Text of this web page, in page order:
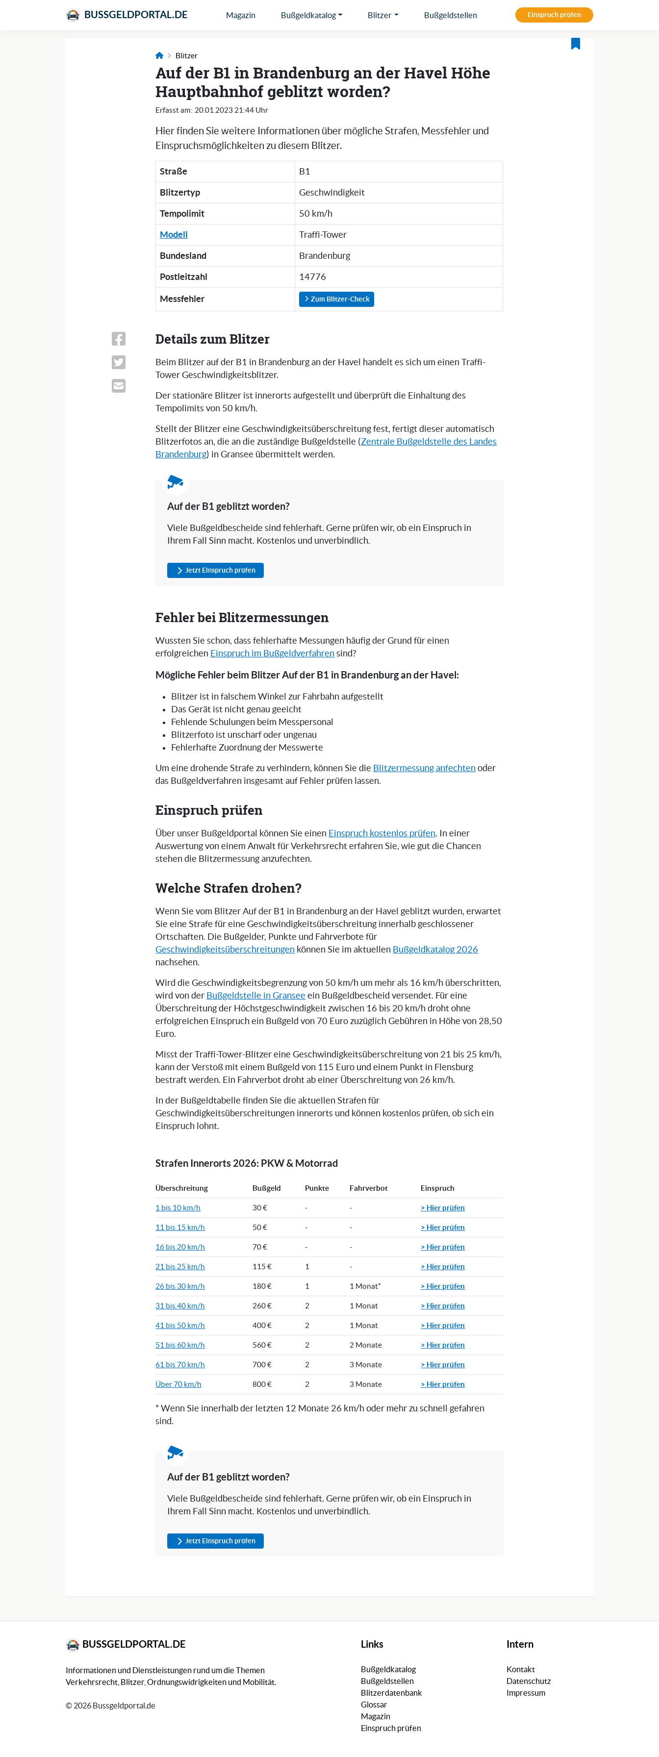
BUSSGELDPORTAL.DE Magazin Bußgeldkatalog Blitzer Bußgeldstellen Einspruch prüfen
Blitzer
Auf der B1 in Brandenburg an der Havel Höhe
Hauptbahnhof geblitzt worden?
Erfasst am: 20.01.2023 21:44 Uhr
Hier finden Sie weitere Informationen über mögliche Strafen, Messfehler und
Einspruchsmöglichkeiten zu diesem Blitzer.
Straße B1
Blitzertyp Geschwindigkeit
Tempolimit 50 km/h
Modell Traffi-Tower
Bundesland Brandenburg
Postleitzahl 14776
Messfehler Zum Blitzer-Check
Details zum Blitzer
Beim Blitzer auf der B1 in Brandenburg an der Havel handelt es sich um einen Traffi-
Tower Geschwindigkeitsblitzer.
Der stationäre Blitzer ist innerorts aufgestellt und überprüft die Einhaltung des
Tempolimits von 50 km/h.
Stellt der Blitzer eine Geschwindigkeitsüberschreitung fest, fertigt dieser automatisch
Blitzerfotos an, die an die zuständige Bußgeldstelle (Zentrale Bußgeldstelle des Landes
Brandenburg) in Gransee übermittelt werden.
Auf der B1 geblitzt worden?
Viele Bußgeldbescheide sind fehlerhaft. Gerne prüfen wir, ob ein Einspruch in
Ihrem Fall Sinn macht. Kostenlos und unverbindlich.
Jetzt Einspruch prüfen
Fehler bei Blitzermessungen
Wussten Sie schon, dass fehlerhafte Messungen häufig der Grund für einen
erfolgreichen Einspruch im Bußgeldverfahren sind?
Mögliche Fehler beim Blitzer Auf der B1 in Brandenburg an der Havel:
Blitzer ist in falschem Winkel zur Fahrbahn aufgestellt
Das Gerät ist nicht genau geeicht
Fehlende Schulungen beim Messpersonal
Blitzerfoto ist unscharf oder ungenau
Fehlerhafte Zuordnung der Messwerte
Um eine drohende Strafe zu verhindern, können Sie die Blitzermessung anfechten oder
das Bußgeldverfahren insgesamt auf Fehler prüfen lassen.
Einspruch prüfen
Über unser Bußgeldportal können Sie einen Einspruch kostenlos prüfen. In einer
Auswertung von einem Anwalt für Verkehrsrecht erfahren Sie, wie gut die Chancen
stehen die Blitzermessung anzufechten.
Welche Strafen drohen?
Wenn Sie vom Blitzer Auf der B1 in Brandenburg an der Havel geblitzt wurden, erwartet
Sie eine Strafe für eine Geschwindigkeitsüberschreitung innerhalb geschlossener
Ortschaften. Die Bußgelder, Punkte und Fahrverbote für
Geschwindigkeitsüberschreitungen können Sie im aktuellen Bußgeldkatalog 2026
nachsehen.
Wird die Geschwindigkeitsbegrenzung von 50 km/h um mehr als 16 km/h überschritten,
wird von der Bußgeldstelle in Gransee ein Bußgeldbescheid versendet. Für eine
Überschreitung der Höchstgeschwindigkeit zwischen 16 bis 20 km/h droht ohne
erfolgreichen Einspruch ein Bußgeld von 70 Euro zuzüglich Gebühren in Höhe von 28,50
Euro.
Misst der Traffi-Tower-Blitzer eine Geschwindigkeitsüberschreitung von 21 bis 25 km/h,
kann der Verstoß mit einem Bußgeld von 115 Euro und einem Punkt in Flensburg
bestraft werden. Ein Fahrverbot droht ab einer Überschreitung von 26 km/h.
In der Bußgeldtabelle finden Sie die aktuellen Strafen für
Geschwindigkeitsüberschreitungen innerorts und können kostenlos prüfen, ob sich ein
Einspruch lohnt.
Strafen Innerorts 2026: PKW & Motorrad
Überschreitung Bußgeld Punkte Fahrverbot Einspruch
1 bis 10 km/h 30 € - - > Hier prüfen
11 bis 15 km/h 50 € - - > Hier prüfen
16 bis 20 km/h 70 € - - > Hier prüfen
21 bis 25 km/h 115 € 1 - > Hier prüfen
26 bis 30 km/h 180 € 1 1 Monat* > Hier prüfen
31 bis 40 km/h 260 € 2 1 Monat > Hier prüfen
41 bis 50 km/h 400 € 2 1 Monat > Hier prüfen
51 bis 60 km/h 560 € 2 2 Monate > Hier prüfen
61 bis 70 km/h 700 € 2 3 Monate > Hier prüfen
Über 70 km/h 800 € 2 3 Monate > Hier prüfen
* Wenn Sie innerhalb der letzten 12 Monate 26 km/h oder mehr zu schnell gefahren
sind.
Auf der B1 geblitzt worden?
Viele Bußgeldbescheide sind fehlerhaft. Gerne prüfen wir, ob ein Einspruch in
Ihrem Fall Sinn macht. Kostenlos und unverbindlich.
Jetzt Einspruch prüfen
BUSSGELDPORTAL.DE
Informationen und Dienstleistungen rund um die Themen
Verkehrsrecht, Blitzer, Ordnungswidrigkeiten und Mobilität.
© 2026 Bussgeldportal.de
Links
Bußgeldkatalog
Bußgeldstellen
Blitzerdatenbank
Glossar
Magazin
Einspruch prüfen
Intern
Kontakt
Datenschutz
Impressum